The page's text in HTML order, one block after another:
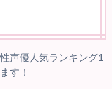
声優人気ランキング1
す！